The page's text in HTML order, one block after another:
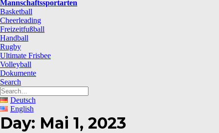
Mannschaftssportarten
Basketball
Cheerleading
Freizeitfußball
Handball
Rugby
Ultimate Frisbee
Volleyball
Dokumente
Search
Deutsch
English
Day: Mai 1, 2023